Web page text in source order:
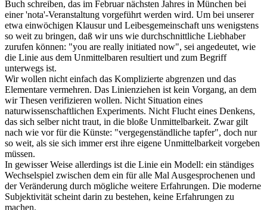
Buch schreiben, das im Februar nächsten Jahres in München bei
einer 'nota'-Veranstaltung vorgeführt werden wird. Um bei unserer
etwa einwöchigen Klausur und Leibesgemeinschaft uns wenigstens
so weit zu bringen, daß wir uns wie durchschnittliche Liebhaber
zurufen können: "you are really initiated now", sei angedeutet, wie
die Linie aus dem Unmittelbaren resultiert und zum Begriff
unterwegs ist.
Wir wollen nicht einfach das Komplizierte abgrenzen und das
Elementare vermehren. Das Linienziehen ist kein Vorgang, an dem
wir Thesen verifizieren wollen. Nicht Situation eines
naturwissenschaftlichen Experiments. Nicht Flucht eines Denkens,
das sich selber nicht traut, in die bloße Unmittelbarkeit. Zwar gilt
nach wie vor für die Künste: "vergegenständliche tapfer", doch nur
so weit, als sie sich immer erst ihre eigene Unmittelbarkeit vorgeben
müssen.
In gewisser Weise allerdings ist die Linie ein Modell: ein ständiges
Wechselspiel zwischen dem ein für alle Mal Ausgesprochenen und
der Veränderung durch mögliche weitere Erfahrungen. Die moderne
Subjektivität scheint darin zu bestehen, keine Erfahrungen zu
machen.